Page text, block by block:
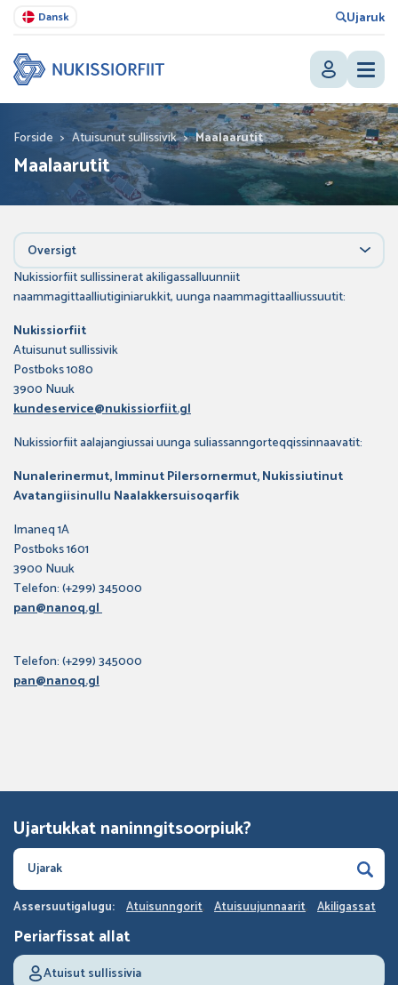
Dansk Ujaruk
Forside > Atuisunut sullissivik > Maalaarutit
Maalaarutit
Oversigt
Nukissiorfiit sullissinerat akiligassalluunniit
naammagittaalliutiginiarukkit, uunga naammagittaalliussuutit:
Nukissiorfiit
Atuisunut sullissivik
Postboks 1080
3900 Nuuk
kundeservice@nukissiorfiit.gl
Nukissiorfiit aalajangiussai uunga suliassanngorteqqissinnaavatit:
Nunalerinermut, Imminut Pilersornermut, Nukissiutinut
Avatangiisinullu Naalakkersuisoqarfik
Imaneq 1A
Postboks 1601
3900 Nuuk
Telefon: (+299) 345000
pan@nanoq.gl
Telefon: (+299) 345000
pan@nanoq.gl
Ujartukkat naninngitsoorpiuk?
Assersuutigalugu: Atuisunngorit Atuisuujunnaarit Akiligassat
Periarfissat allat
Atuisut sullissivia